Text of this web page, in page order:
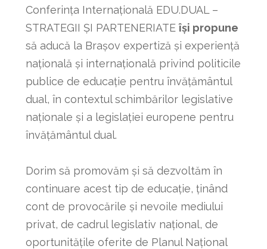
Conferința Internațională EDU.DUAL –
STRATEGII ȘI PARTENERIATEîși propune
să aducă la Brașov expertiză și experiență
națională și internațională privind politicile
publice de educație pentru învățământul
dual, în contextul schimbărilor legislative
naționale și a legislației europene pentru
învățământul dual.
Dorim să promovăm și să dezvoltăm în
continuare acest tip de educație, ținând
cont de provocările și nevoile mediului
privat, de cadrul legislativ național, de
oportunitățile oferite de Planul Național